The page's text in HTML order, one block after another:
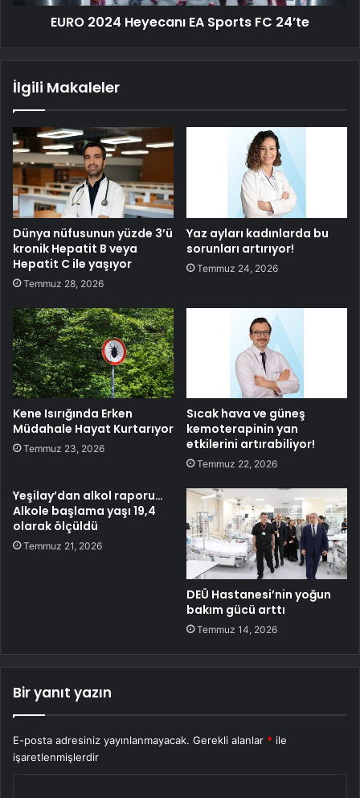
EURO 2024 Heyecanı EA Sports FC 24’te
İlgili Makaleler
Dünya nüfusunun yüzde 3’ü
kronik Hepatit B veya
Hepatit C ile yaşıyor
Temmuz 28, 2026
Yaz ayları kadınlarda bu
sorunları artırıyor!
Temmuz 24, 2026
Kene Isırığında Erken
Müdahale Hayat Kurtarıyor
Temmuz 23, 2026
Sıcak hava ve güneş
kemoterapinin yan
etkilerini artırabiliyor!
Temmuz 22, 2026
Yeşilay’dan alkol raporu…
Alkole başlama yaşı 19,4
olarak ölçüldü
Temmuz 21, 2026
DEÜ Hastanesi’nin yoğun
bakım gücü arttı
Temmuz 14, 2026
Bir yanıt yazın
E-posta adresiniz yayınlanmayacak. Gerekli alanlar * ile
işaretlenmişlerdir